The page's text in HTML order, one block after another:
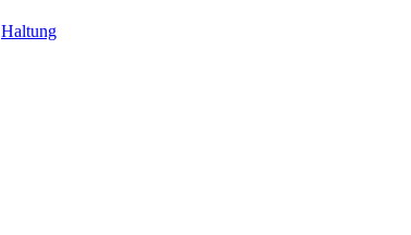
Haltung